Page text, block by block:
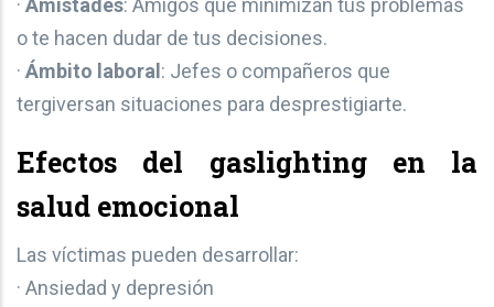
· Amistades: Amigos que minimizan tus problemas
o te hacen dudar de tus decisiones.
· Ámbito laboral: Jefes o compañeros que
tergiversan situaciones para desprestigiarte.
Efectos del gaslighting en la
salud emocional
Las víctimas pueden desarrollar:
· Ansiedad y depresión